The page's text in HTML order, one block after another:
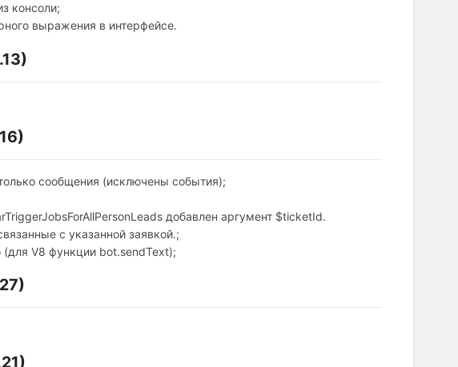
консоли;
выражения в интерфейсе.
сообщения (исключены события);
добавлен аргумент $ticketId.
с указанной заявкой.;
V8 функции bot.sendText);